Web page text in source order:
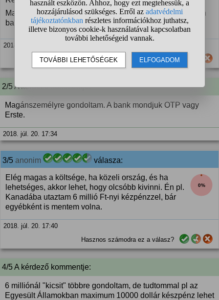
Magánszemélyek között vagy vállalkozások között, milyen
bank, milyen csomag...
2018. júl. 20. 17:33
Hasznos számodra ez a válasz?
2/5 A kérdező kommentje:
Magánszemélyre gondoltam. A bank mondjuk OTP vagy
Erste.
2018. júl. 20. 17:34
3/5 anonim válasza:
0%
Elég magas a költsége, ha közeli ország, és ha
lehetséges, akkor lehet, hogy olcsóbb kivinni. Én pl.
Kanadába utaztam 6 millió Ft-nyi kézpénzzel, bár
egyébként is mentem volna.
2018. júl. 20. 17:40
Hasznos számodra ez a válasz?
4/5 A kérdező kommentje:
6 milliónál "kicsit" többre gondoltam, de tudtommal pl az
Egyesült Államokban maximum 10000 dollár készpénz lehet